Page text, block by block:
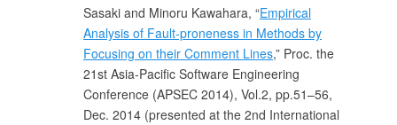
Sasaki and Minoru Kawahara, “Empirical
Analysis of Fault-proneness in Methods by
Focusing on their Comment Lines,” Proc. the
21st Asia-Pacific Software Engineering
Conference (APSEC 2014), Vol.2, pp.51–56,
Dec. 2014 (presented at the 2nd International